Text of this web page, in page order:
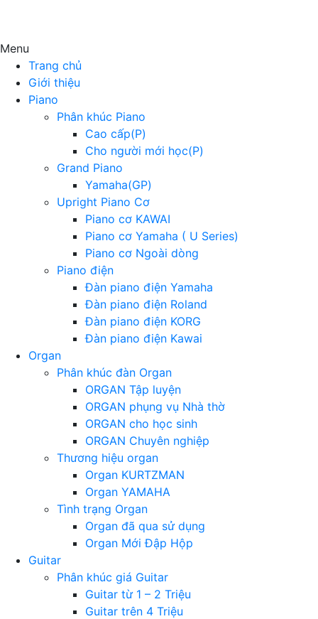
Menu
Trang chủ
Giới thiệu
Piano
Phân khúc Piano
Cao cấp(P)
Cho người mới học(P)
Grand Piano
Yamaha(GP)
Upright Piano Cơ
Piano cơ KAWAI
Piano cơ Yamaha ( U Series)
Piano cơ Ngoài dòng
Piano điện
Đàn piano điện Yamaha
Đàn piano điện Roland
Đàn piano điện KORG
Đàn piano điện Kawai
Organ
Phân khúc đàn Organ
ORGAN Tập luyện
ORGAN phụng vụ Nhà thờ
ORGAN cho học sinh
ORGAN Chuyên nghiệp
Thương hiệu organ
Organ KURTZMAN
Organ YAMAHA
Tình trạng Organ
Organ đã qua sử dụng
Organ Mới Đập Hộp
Guitar
Phân khúc giá Guitar
Guitar từ 1 – 2 Triệu
Guitar trên 4 Triệu